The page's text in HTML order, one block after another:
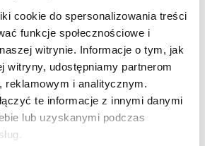
cookie do spersonalizowania treści
funkcje społecznościowe i
witrynie. Informacje o tym, jak
witryny, udostępniamy partnerom
reklamowym i analitycznym.
te informacje z innymi danymi
lub uzyskanymi podczas
L.1 ARTICLE:25447